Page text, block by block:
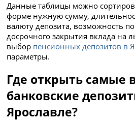
Данные таблицы можно
форме нужную сумму,
валюту депозита, возможность
досрочного закрытия вклада на
выбор пенсионных депозитов в
параметры.
Где открыть самые
банковские
Ярославле?